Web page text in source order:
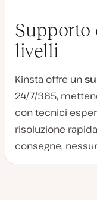
Supporto
livelli
Kinsta offre un
24/7/365,
con tecnici
risoluzione
consegne,